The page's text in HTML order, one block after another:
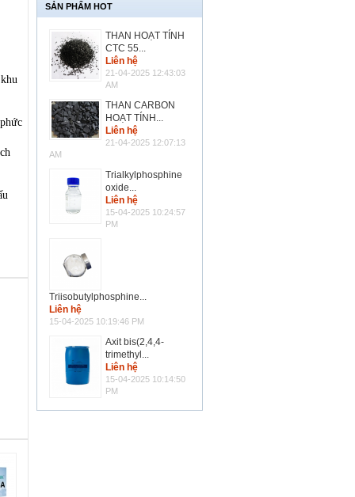
SẢN PHẨM HOT
THAN HOẠT TÍNH
CTC 55...
Liên hệ
21-04-2025 12:43:03
AM
THAN CARBON
HOẠT TÍNH...
Liên hệ
21-04-2025 12:07:13
AM
Trialkylphosphine
oxide...
Liên hệ
15-04-2025 10:24:57
PM
Triisobutylphosphine...
Liên hệ
15-04-2025 10:19:46 PM
Axit bis(2,4,4-
trimethyl...
Liên hệ
15-04-2025 10:14:50
PM